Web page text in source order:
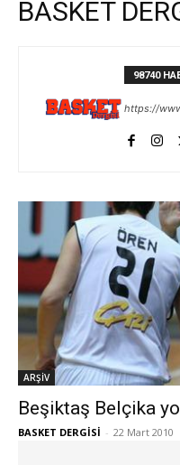
BASKET
98740
https://
ARŞİV
Beşiktaş Belçika
BASKET DERGİSİ - 22 Mart 2010